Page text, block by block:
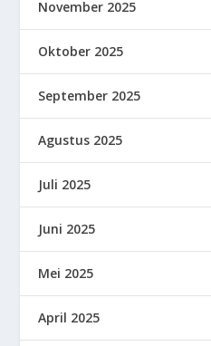
November 2025
Oktober 2025
September 2025
Agustus 2025
Juli 2025
Juni 2025
Mei 2025
April 2025